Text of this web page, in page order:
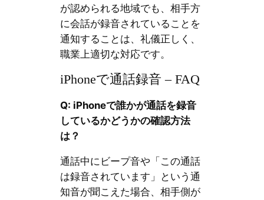
が認められる地域でも、相手方
に会話が録音されていることを
通知することは、礼儀正しく、
職業上適切な対応です。
iPhoneで通話録音 – FAQ
Q: iPhoneで誰かが通話を録音
しているかどうかの確認方法
は？
通話中にビープ音や「この通話
は録音されています」という通
知音が聞こえた場合、相手側が